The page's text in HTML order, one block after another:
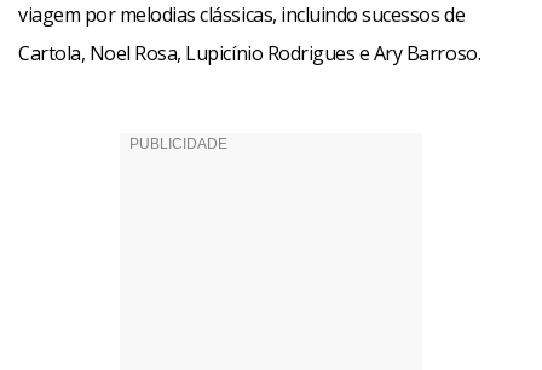
viagem por melodias clássicas, incluindo sucessos de
Cartola, Noel Rosa, Lupicínio Rodrigues e Ary Barroso.